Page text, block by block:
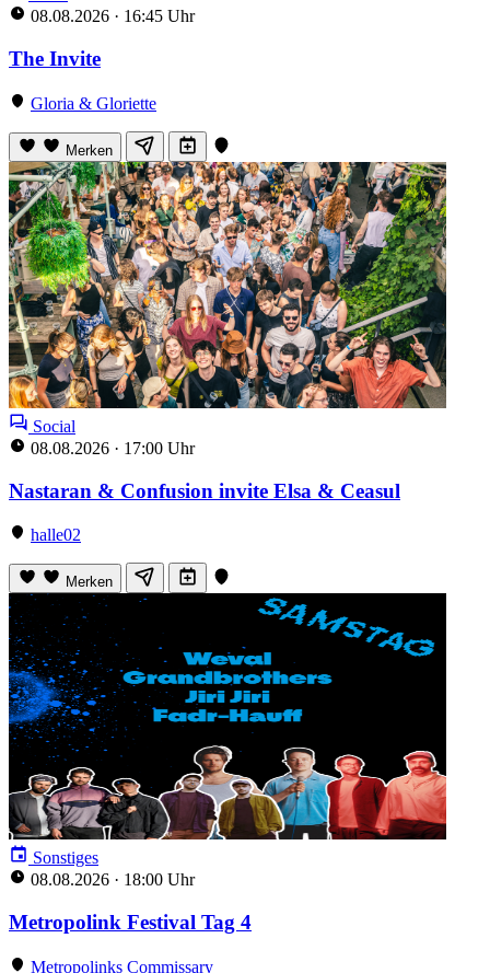
08.08.2026 · 16:45 Uhr
The Invite
Gloria & Gloriette
Merken
Social
08.08.2026 · 17:00 Uhr
Nastaran & Confusion invite Elsa & Ceasul
halle02
Merken
Sonstiges
08.08.2026 · 18:00 Uhr
Metropolink Festival Tag 4
Metropolinks Commissary